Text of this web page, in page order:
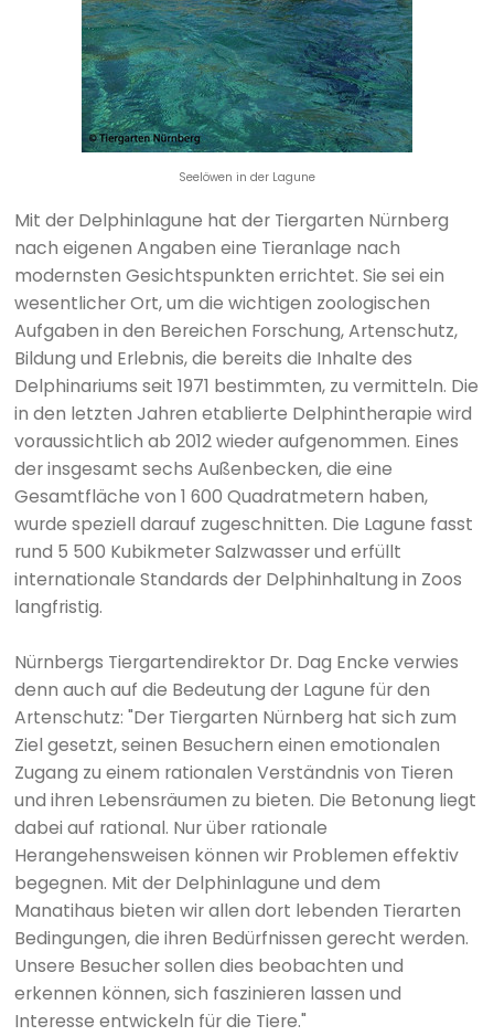
Seelöwen in der Lagune
Mit der Delphinlagune hat der Tiergarten Nürnberg
nach eigenen Angaben eine Tieranlage nach
modernsten Gesichtspunkten errichtet. Sie sei ein
wesentlicher Ort, um die wichtigen zoologischen
Aufgaben in den Bereichen Forschung, Artenschutz,
Bildung und Erlebnis, die bereits die Inhalte des
Delphinariums seit 1971 bestimmten, zu vermitteln. Die
in den letzten Jahren etablierte Delphintherapie wird
voraussichtlich ab 2012 wieder aufgenommen. Eines
der insgesamt sechs Außenbecken, die eine
Gesamtfläche von 1 600 Quadratmetern haben,
wurde speziell darauf zugeschnitten. Die Lagune fasst
rund 5 500 Kubikmeter Salzwasser und erfüllt
internationale Standards der Delphinhaltung in Zoos
langfristig.
Nürnbergs Tiergartendirektor Dr. Dag Encke verwies
denn auch auf die Bedeutung der Lagune für den
Artenschutz: "Der Tiergarten Nürnberg hat sich zum
Ziel gesetzt, seinen Besuchern einen emotionalen
Zugang zu einem rationalen Verständnis von Tieren
und ihren Lebensräumen zu bieten. Die Betonung liegt
dabei auf rational. Nur über rationale
Herangehensweisen können wir Problemen effektiv
begegnen. Mit der Delphinlagune und dem
Manatihaus bieten wir allen dort lebenden Tierarten
Bedingungen, die ihren Bedürfnissen gerecht werden.
Unsere Besucher sollen dies beobachten und
erkennen können, sich faszinieren lassen und
Interesse entwickeln für die Tiere."